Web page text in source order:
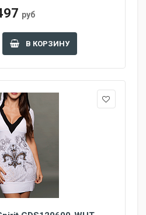
руб
В КОРЗИНУ